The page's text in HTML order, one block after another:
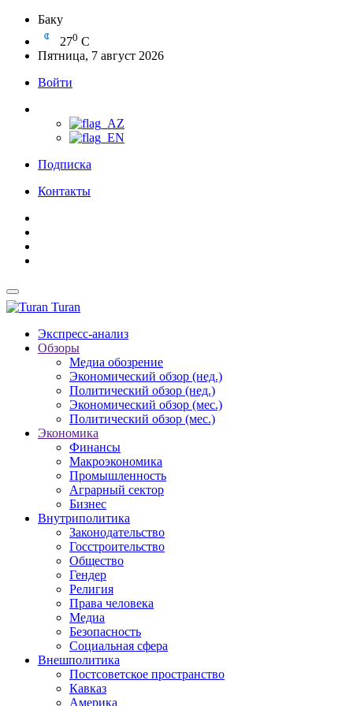
Баку
270 C
Пятница, 7 август 2026
Войти
Подписка
Контакты
Turan
Экспресс-анализ
Обзоры
Медиа обозрение
Экономический обзор (нед.)
Политический обзор (нед.)
Экономический обзор (мес.)
Политический обзор (мес.)
Экономика
Финансы
Макроэкономика
Промышленность
Аграрный сектор
Бизнес
Внутриполитика
Законодательство
Госстроительство
Общество
Гендер
Религия
Права человека
Медиа
Безопасность
Социальная сфера
Внешполитика
Постсоветское пространство
Кавказ
Америка